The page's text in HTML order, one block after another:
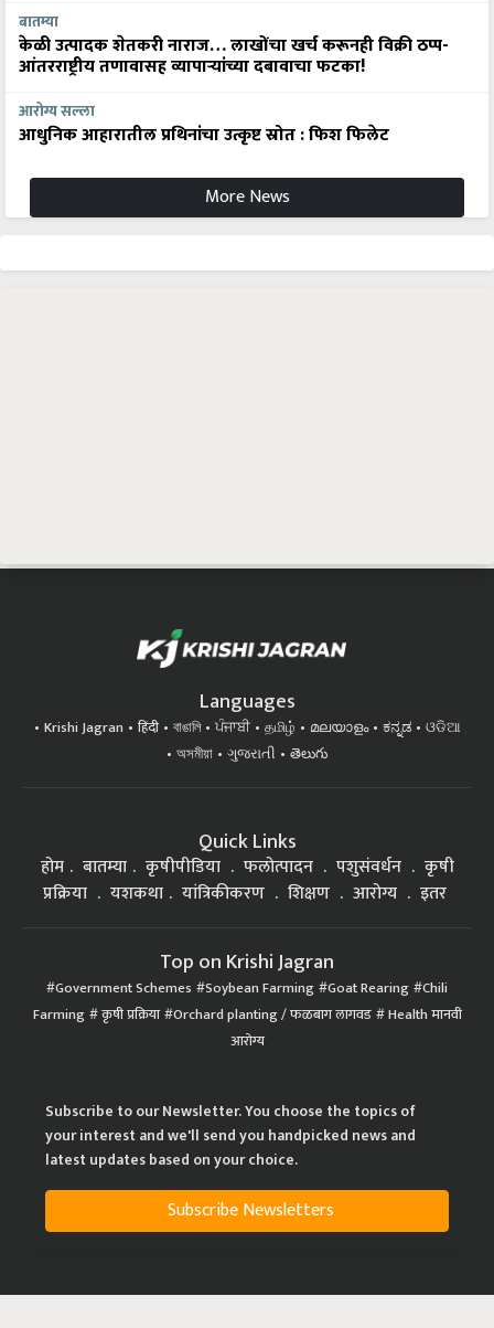
बातम्या
केळी उत्पादक शेतकरी नाराज… लाखोंचा खर्च करूनही विक्री ठप्प-
आंतरराष्ट्रीय तणावासह व्यापाऱ्यांच्या दबावाचा फटका!
आरोग्य सल्ला
आधुनिक आहारातील प्रथिनांचा उत्कृष्ट स्रोत : फिश फिलेट
More News
Languages
Krishi Jagran हिंदी বাঙালি ਪੰਜਾਬੀ தமிழ் മലയാളം ಕನ್ನಡ
ଓଡିଆ
অসমীয়া
ગુજરાતી తెలుగు
Quick Links
होम बातम्या कृषीपीडिया फलोत्पादन पशुसंवर्धन
कृषी
प्रक्रिया
यशकथा यांत्रिकीकरण शिक्षण आरोग्य इतर
Top on Krishi Jagran
Government Schemes Soybean Farming Goat Rearing Chili
Farming कृषी प्रक्रिया Orchard planting / फळबाग लागवड Health मानवी
आरोग्य
Subscribe to our Newsletter. You choose the topics of
your interest and we'll send you handpicked news and
latest updates based on your choice.
Subscribe Newsletters